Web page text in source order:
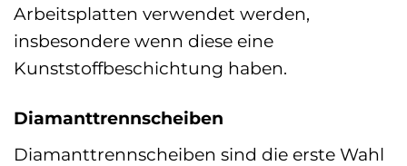
Arbeitsplatten verwendet werden,
insbesondere wenn diese eine
Kunststoffbeschichtung haben.
Diamanttrennscheiben
Diamanttrennscheiben sind die erste Wahl